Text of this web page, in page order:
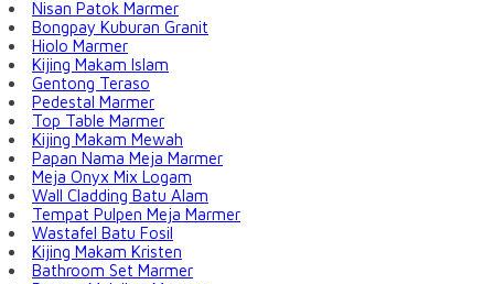
Nisan Patok Marmer
Bongpay Kuburan Granit
Hiolo Marmer
Kijing Makam Islam
Gentong Teraso
Pedestal Marmer
Top Table Marmer
Kijing Makam Mewah
Papan Nama Meja Marmer
Meja Onyx Mix Logam
Wall Cladding Batu Alam
Tempat Pulpen Meja Marmer
Wastafel Batu Fosil
Kijing Makam Kristen
Bathroom Set Marmer